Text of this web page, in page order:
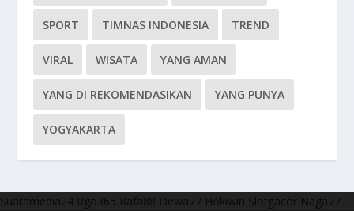
SPORT TIMNAS INDONESIA TREND
VIRAL WISATA YANG AMAN
YANG DI REKOMENDASIKAN YANG PUNYA
YOGYAKARTA
Suaramedia24 Rgo365 Rafa88 Dewa77 Hokiwin Slotgacor Naga77